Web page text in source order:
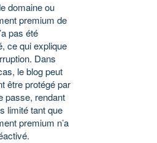
domaine ou
premium de
pas été
ce qui explique
Dans
le blog peut
être protégé par
passe, rendant
limité tant que
premium n’a